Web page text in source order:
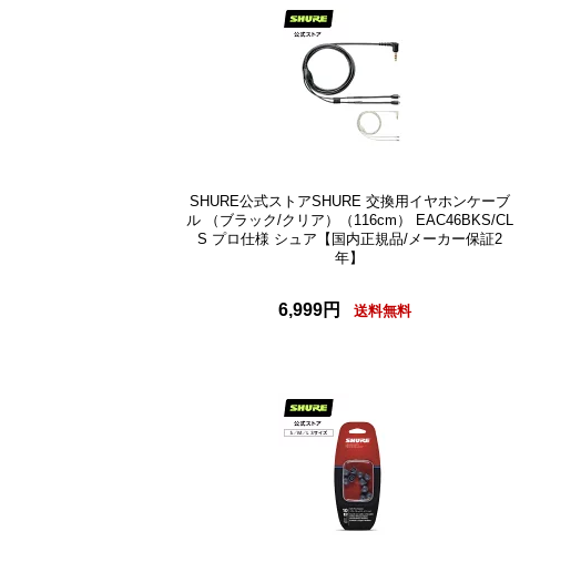
SHURE公式ストアSHURE 交換用イヤホンケーブ
ル （ブラック/クリア）（116cm） EAC46BKS/CL
S プロ仕様 シュア【国内正規品/メーカー保証2
年】
6,999円 送料無料